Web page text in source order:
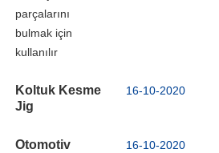
parçalarını
bulmak için
kullanılır
16-10-2020
Koltuk Kesme
Jig
16-10-2020
Otomotiv